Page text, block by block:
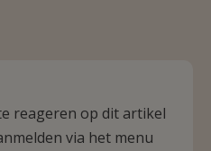
reageren op dit artikel
via het menu